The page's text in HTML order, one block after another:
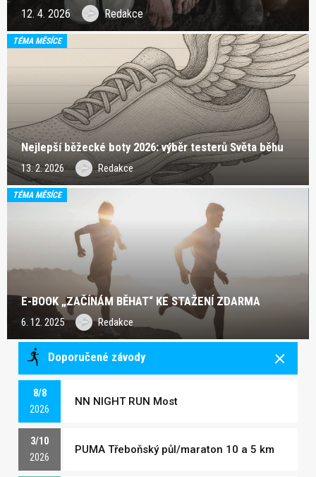
12. 4. 2026 Redakce
TÉMA MĚSÍCE
Nejlepší běžecké boty 2026: výběr testerů Světa běhu
13. 2. 2026 Redakce
TÉMA MĚSÍCE
E-BOOK „ZAČÍNÁM BĚHAT“ KE STAŽENÍ ZDARMA
6. 12. 2025 Redakce
Doporučené závody
8/8
2026
NN NIGHT RUN Most
3/10
2026
PUMA Třeboňský půl/maraton 10 a 5 km